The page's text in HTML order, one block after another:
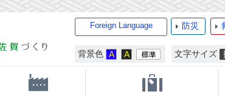
Foreign Language 防災
背景色 文字サイズ